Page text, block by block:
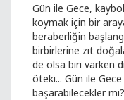
Gün ile Gece,
koymak için bir
beraberliğin
birbirlerine zıt
de olsa biri varken
öteki... Gün ile
başarabilecekler mi?